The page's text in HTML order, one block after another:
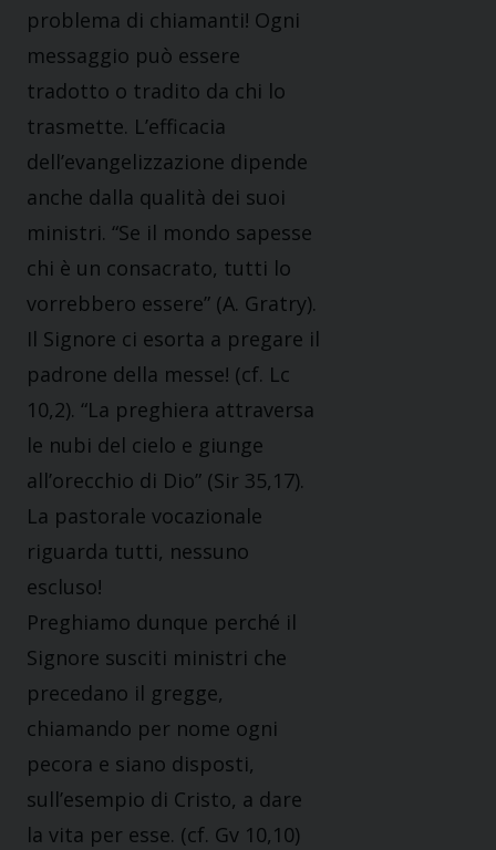
problema di chiamanti! Ogni
messaggio può essere
tradotto o tradito da chi lo
trasmette. L’efficacia
dell’evangelizzazione dipende
anche dalla qualità dei suoi
ministri. “Se il mondo sapesse
chi è un consacrato, tutti lo
vorrebbero essere” (A. Gratry).
Il Signore ci esorta a pregare il
padrone della messe! (cf. Lc
10,2). “La preghiera attraversa
le nubi del cielo e giunge
all’orecchio di Dio” (Sir 35,17).
La pastorale vocazionale
riguarda tutti, nessuno
escluso!
Preghiamo dunque perché il
Signore susciti ministri che
precedano il gregge,
chiamando per nome ogni
pecora e siano disposti,
sull’esempio di Cristo, a dare
la vita per esse. (cf. Gv 10,10)